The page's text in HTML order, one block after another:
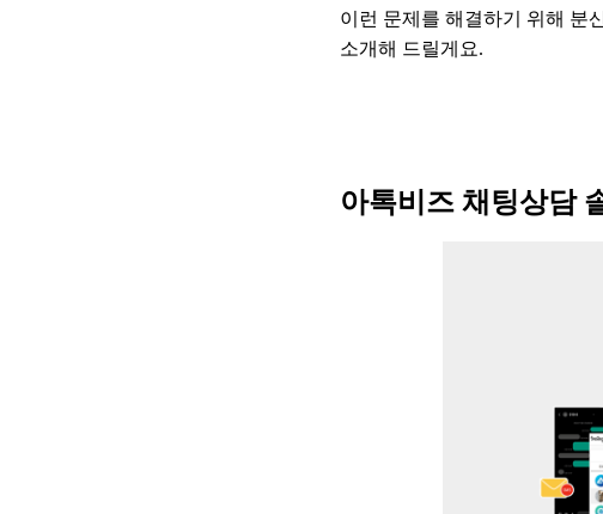
이런 문제를 해결하기 위해 분
소개해 드릴게요.
아톡비즈 채팅상담